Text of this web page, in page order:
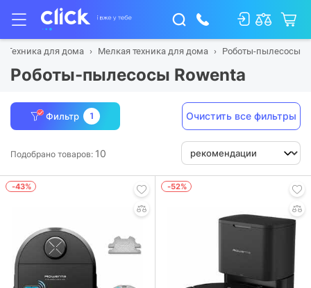
Техника для дома Мелкая техника для дома Роботы-пылесосы
Роботы-пылесосы Rowenta
Фильтр 1 Очистить все фильтры
Подобрано товаров: 10
-43% -52%